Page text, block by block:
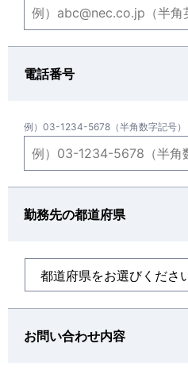
電話番号
例）03-1234-5678（半角数字記号）
勤務先の都道府県
お問い合わせ内容